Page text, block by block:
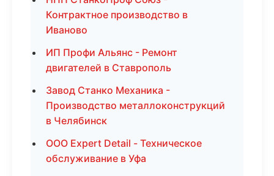
Контрактное производство в
Иваново
ИП Профи Альянс - Ремонт
двигателей в Ставрополь
Завод Станко Механика -
Производство металлоконструкций
в Челябинск
ООО Expert Detail - Техническое
обслуживание в Уфа